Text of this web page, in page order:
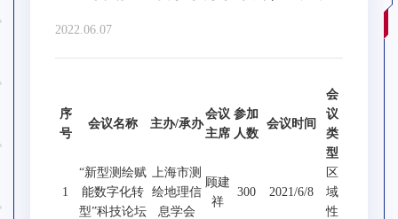
2022.06.07
序
号
会议名称 主办/承办
会议
主席
参加
人数
会议时间
会
议
类
型
1
“新型测绘赋
能数字化转
型”科技论坛
上海市测
绘地理信
息学会
顾建
祥
300 2021/6/8
区
域
性